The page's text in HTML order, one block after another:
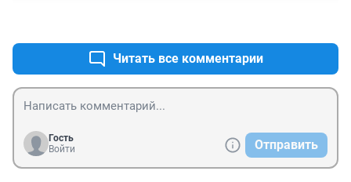
Читать все комментарии
Гость
Войти
Отправить